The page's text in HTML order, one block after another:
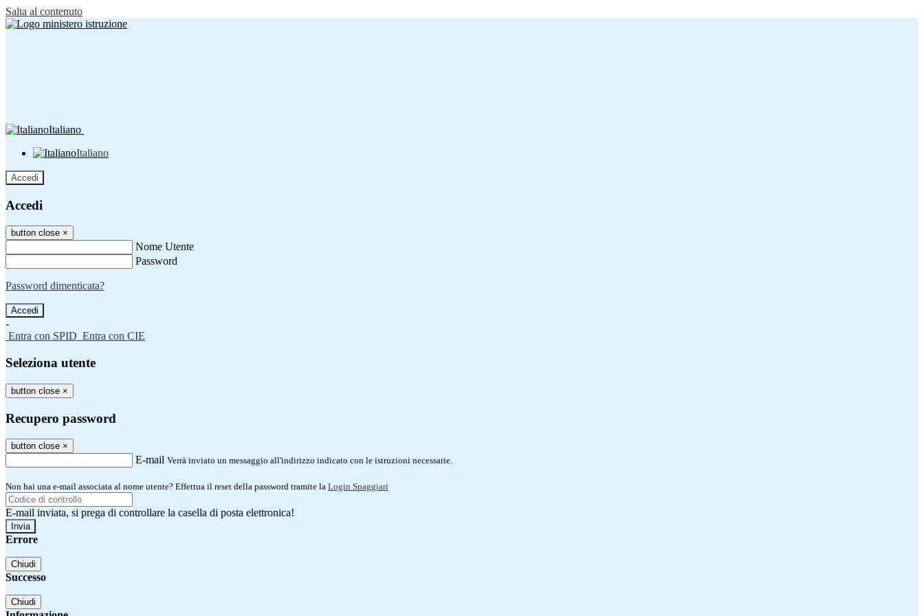
Salta al contenuto
Italiano
Italiano
Accedi
Accedi
button close ×
Nome Utente
Password
Password dimenticata?
-
Entra con SPID Entra con CIE
Seleziona utente
button close ×
Recupero password
button close ×
E-mail Verrà inviato un messaggio all'indirizzo indicato con le istruzioni necessarie.
Non hai una e-mail associata al nome utente? Effettua il reset della password tramite la Login Spaggiari
E-mail inviata, si prega di controllare la casella di posta elettronica!
Errore
Chiudi
Successo
Chiudi